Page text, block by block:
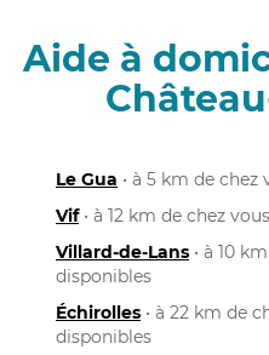
Aide à
Le Gua • à 5 km de
Vif• à 12 km de chez
Villard-de-Lans • à 10
disponibles
Échirolles • à 22 km de
disponibles